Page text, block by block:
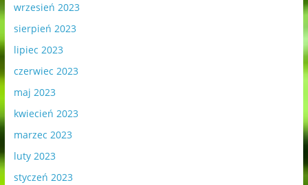
wrzesień 2023
sierpień 2023
lipiec 2023
czerwiec 2023
maj 2023
kwiecień 2023
marzec 2023
luty 2023
styczeń 2023